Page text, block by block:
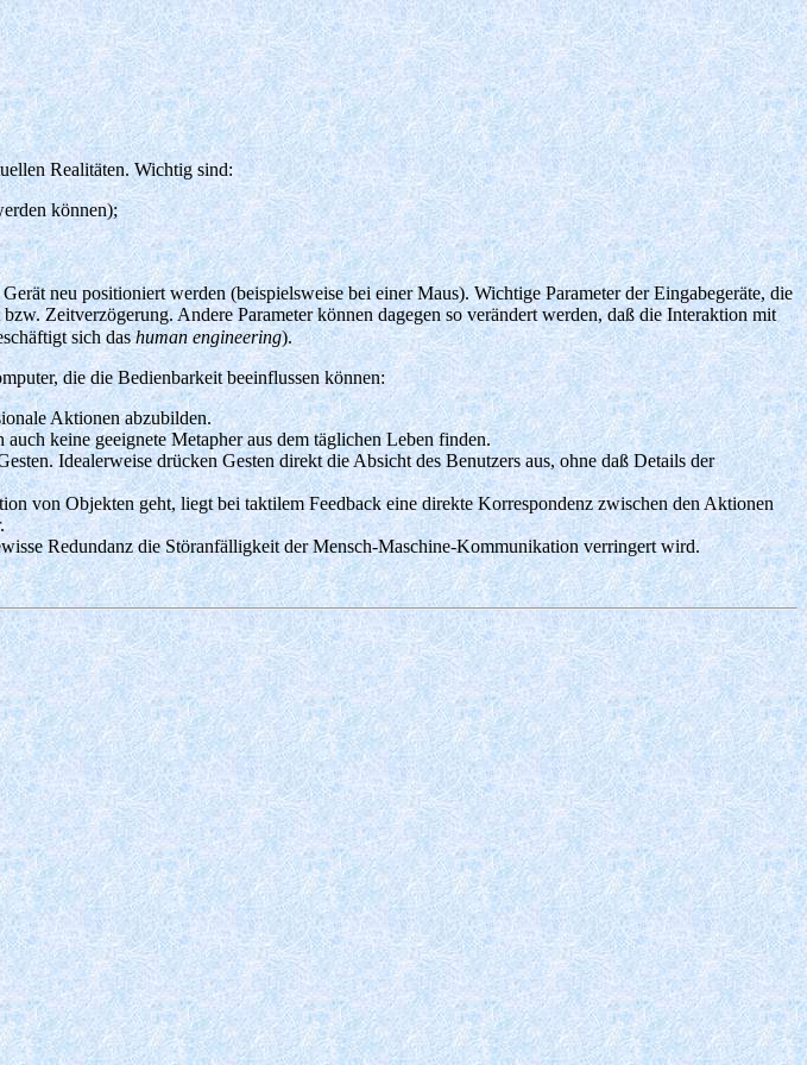
Realitäten. Wichtig sind:
können);
neu positioniert werden (beispielsweise bei einer Maus). Wichtige Parameter der Eingabegeräte, die
Zeitverzögerung. Andere Parameter können dagegen so verändert werden, daß die Interaktion mit
sich dashuman engineering).
die die Bedienbarkeit beeinflussen können:
Aktionen abzubilden.
keine geeignete Metapher aus dem täglichen Leben finden.
Idealerweise drücken Gesten direkt die Absicht des Benutzers aus, ohne daß Details der
von Objekten geht, liegt bei taktilem Feedback eine direkte Korrespondenz zwischen den Aktionen
Redundanz die Störanfälligkeit der Mensch-Maschine-Kommunikation verringert wird.